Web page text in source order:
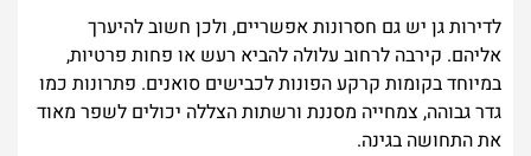
לדירות גן יש גם חסרונות אפשריים, ולכן חשוב להיערך
אליהם. קירבה לרחוב עלולה להביא רעש או פחות פרטיות,
במיוחד בקומות קרקע הפונות לכבישים סואנים. פתרונות כמו
גדר גבוהה, צמחייה מסננת ורשתות הצללה יכולים לשפר מאוד
את התחושה בגינה.